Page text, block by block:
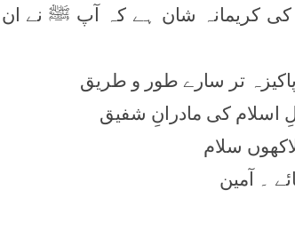
کریمانہ شان ہے کہ آپ ﷺ نے ان
تر سارے طور و طریق
اسلام کی مادرانِ شفیق
سلام
۔ آمین